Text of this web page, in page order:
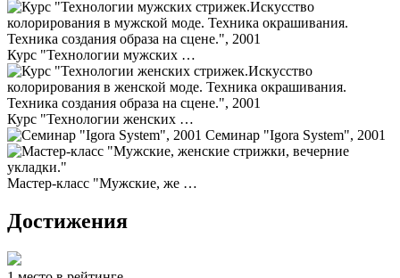
Курс "Технологии мужских …
Курс "Технологии женских …
Семинар "Igora System", 2001
Мастер-класс "Мужские, же …
Достижения